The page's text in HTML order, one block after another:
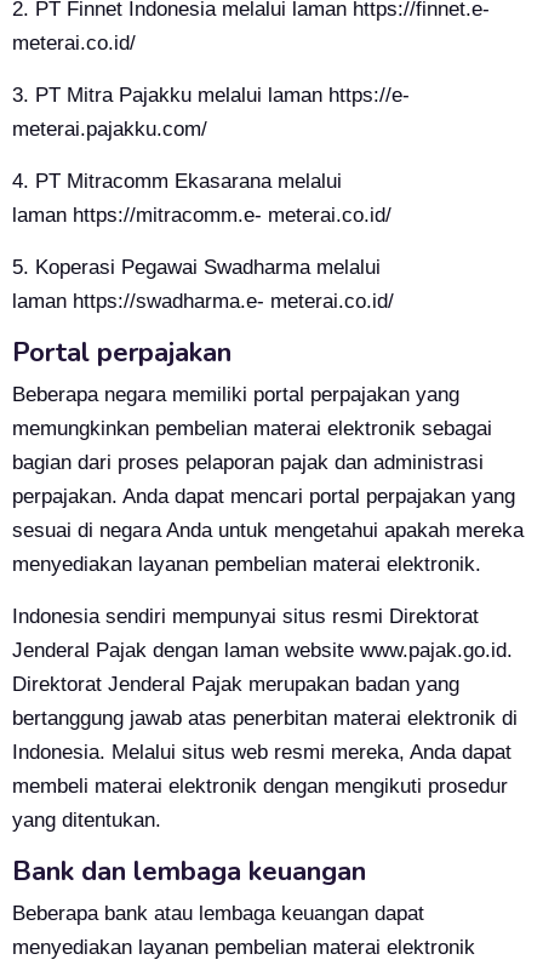
2. PT Finnet Indonesia melalui laman https://finnet.e-
meterai.co.id/
3. PT Mitra Pajakku melalui laman https://e-
meterai.pajakku.com/
4. PT Mitracomm Ekasarana melalui
laman https://mitracomm.e- meterai.co.id/
5. Koperasi Pegawai Swadharma melalui
laman https://swadharma.e- meterai.co.id/
Portal perpajakan
Beberapa negara memiliki portal perpajakan yang
memungkinkan pembelian materai elektronik sebagai
bagian dari proses pelaporan pajak dan administrasi
perpajakan. Anda dapat mencari portal perpajakan yang
sesuai di negara Anda untuk mengetahui apakah mereka
menyediakan layanan pembelian materai elektronik.
Indonesia sendiri mempunyai situs resmi Direktorat
Jenderal Pajak dengan laman website www.pajak.go.id.
Direktorat Jenderal Pajak merupakan badan yang
bertanggung jawab atas penerbitan materai elektronik di
Indonesia. Melalui situs web resmi mereka, Anda dapat
membeli materai elektronik dengan mengikuti prosedur
yang ditentukan.
Bank dan lembaga keuangan
Beberapa bank atau lembaga keuangan dapat
menyediakan layanan pembelian materai elektronik